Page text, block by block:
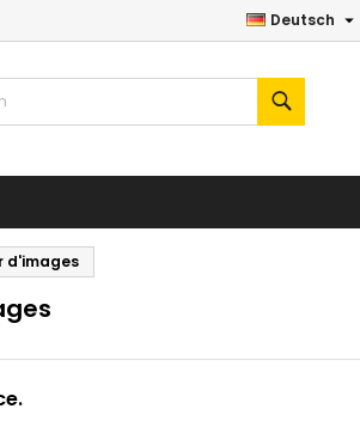
Deutsch 
d'images
Abbrechen
um Artikel Ihrer Wunschliste hinzufügen
Abbrechen Anmelden